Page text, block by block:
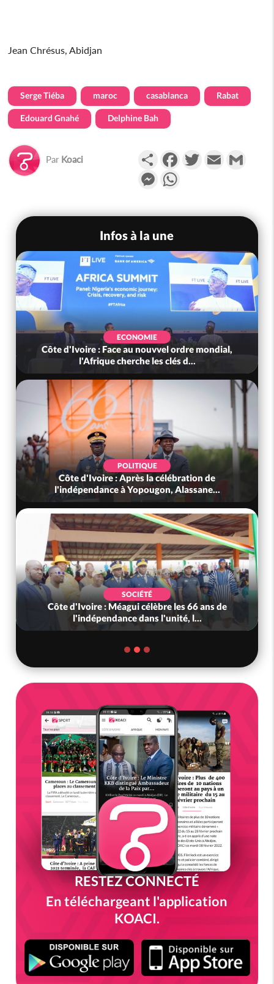
Jean Chrésus, Abidjan
Serge Tiéba maroc casablanca Rabat
Edouard Gnahé Delphine Bah
Par Koaci PartagerFacebookTwitterEmail
Messenger
Infos à la une
ECONOMIE
Côte d'Ivoire : Face au nouvvel ordre mondial,
l'Afrique cherche les clés d...
POLITIQUE
Côte d'Ivoire : Après la célébration de
l'indépendance à Yopougon, Alassane...
SOCIÉTÉ
Côte d'Ivoire : Méagui célèbre les 66 ans de
l'indépendance dans l'unité, l...
RESTEZ CONNECTÉ
En téléchargeant l'application
KOACI.